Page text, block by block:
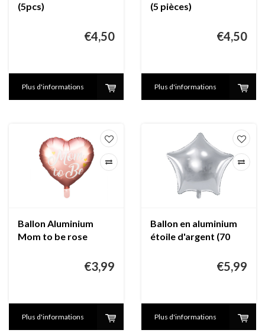
(5pcs)
€4,50
Plus d'informations
(5 pièces)
€4,50
Plus d'informations
Ballon Aluminium
Mom to be rose
€3,99
Plus d'informations
Ballon en aluminium
étoile d'argent (70
€5,99
Plus d'informations